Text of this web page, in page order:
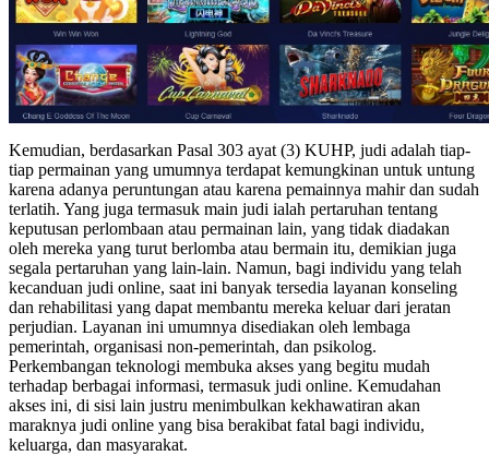
Kemudian, berdasarkan Pasal 303 ayat (3) KUHP, judi adalah tiap-
tiap permainan yang umumnya terdapat kemungkinan untuk untung
karena adanya peruntungan atau karena pemainnya mahir dan sudah
terlatih. Yang juga termasuk main judi ialah pertaruhan tentang
keputusan perlombaan atau permainan lain, yang tidak diadakan
oleh mereka yang turut berlomba atau bermain itu, demikian juga
segala pertaruhan yang lain-lain. Namun, bagi individu yang telah
kecanduan judi online, saat ini banyak tersedia layanan konseling
dan rehabilitasi yang dapat membantu mereka keluar dari jeratan
perjudian. Layanan ini umumnya disediakan oleh lembaga
pemerintah, organisasi non-pemerintah, dan psikolog.
Perkembangan teknologi membuka akses yang begitu mudah
terhadap berbagai informasi, termasuk judi online. Kemudahan
akses ini, di sisi lain justru menimbulkan kekhawatiran akan
maraknya judi online yang bisa berakibat fatal bagi individu,
keluarga, dan masyarakat.